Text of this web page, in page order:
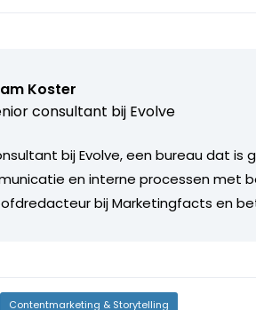
Koster
consultant bij Evolve
bij Evolve, een bureau dat
en interne processen met
bij Marketingfacts en
Contentmarketing & Storytelling